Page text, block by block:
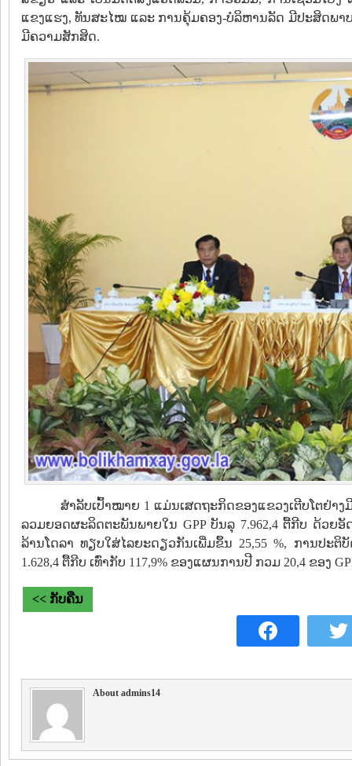
ແຂງແຮງ, ທັນສະໄໝ ແລະ ການຄຸ້ມຄອງ-ບໍລິຫານລັດ ມີປະສິດພ
ມີຄວາມສັກສິດ.
ສຳລັບເປົ້າໝາຍ 1 ແມ່ນເສດຖະກິດຂອງແຂວງເຕີບໂຕຢ່າ
ລວມຍອດຜະລິດຕະພັນພາຍໃນ GPP ບັນລຸ 7.962,4 ຕື້ກີບ ດ້ວຍ
ລ້ານໂດລາ ທຽບໃສ່ໄລຍະດຽວກັນເພີ່ມຂຶ້ນ 25,55 %, ການປະ
1.628,4 ຕື້ກີບ ເທົ່າກັບ 117,9% ຂອງແຜນການປີ ກວມ 20,4 ຂອງ
<< ກັບຄືນ
About admins14